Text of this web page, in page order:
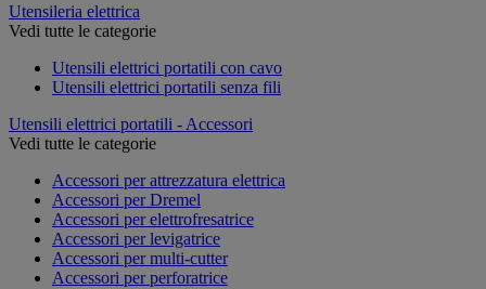
Utensileria elettrica
Vedi tutte le categorie
Utensili elettrici portatili con cavo
Utensili elettrici portatili senza fili
Utensili elettrici portatili - Accessori
Vedi tutte le categorie
Accessori per attrezzatura elettrica
Accessori per Dremel
Accessori per elettrofresatrice
Accessori per levigatrice
Accessori per multi-cutter
Accessori per perforatrice